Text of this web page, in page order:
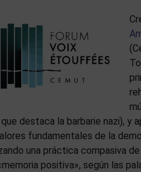
destaca la barbarie nazi),
fundamentales de la
una práctica compasiva
positiva», según las